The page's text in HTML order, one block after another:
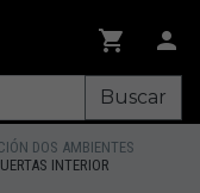
Buscar
DOS AMBIENTES
INTERIOR